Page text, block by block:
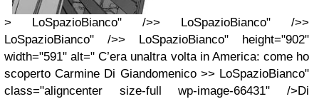
> LoSpazioBianco" />> LoSpazioBianco" />>
LoSpazioBianco" />> LoSpazioBianco" height="902"
width="591" alt=" C’era unaltra volta in America: come ho
scoperto Carmine Di Giandomenico >> LoSpazioBianco"
class="aligncenter size-full wp-image-66431" />Di